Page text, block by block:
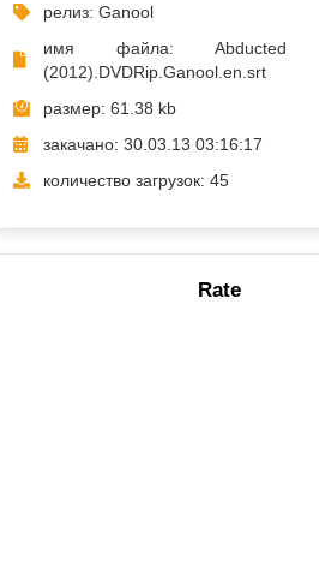
релиз: Ganool
имя файла:
(2012).DVDRip.Ganool.en.srt
размер: 61.38 kb
закачано: 30.03.13 03:16:17
количество загрузок: 45
Rate